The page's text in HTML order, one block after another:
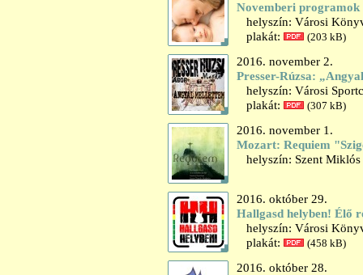
Novemberi
helyszín: Városi
plakát:
(203 kB)
2016. november 2.
Presser-Rúzsa:
helyszín: Városi
plakát:
(307 kB)
2016. november 1.
Mozart: Requiem
helyszín: Szent
2016. október 29.
Hallgasd helyben! Élő
helyszín: Városi
plakát:
(458 kB)
2016. október 28.